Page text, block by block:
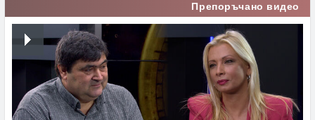
Препоръчано видео